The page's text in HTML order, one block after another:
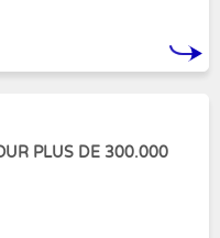
PLUS DE 300.000